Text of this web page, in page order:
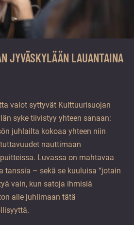
JYVÄSKYLÄÄN LAUANTAINA
valot syttyvät Kulttuurisuojan
syke tiivistyy yhteen sanaan:
juhlailta kokoaa yhteen niin
nauttimaan
Luvassa on mahtavaa
tanssia – sekä se kuuluisa “jotain
vain, kun satoja ihmisiä
alle juhlimaan tätä